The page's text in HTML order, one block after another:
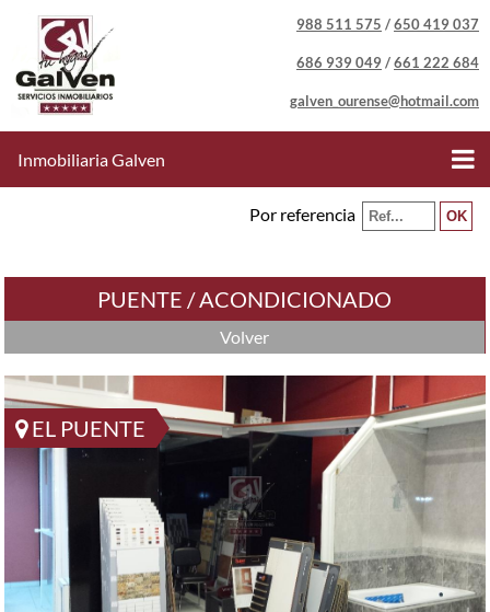
988 511 575 /650 419 037
686 939 049 /661 222 684
galven_ourense@hotmail.com
Inmobiliaria Galven
Por referencia
PUENTE / ACONDICIONADO
Volver
EL PUENTE